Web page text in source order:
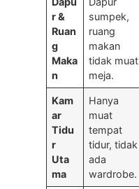
r &
Ruan
g
Maka
n
sumpek,
ruang
makan
tidak muat
meja.
Kam
ar
Tidu
r
Uta
ma
Hanya
muat
tempat
tidur, tidak
ada
wardrobe.